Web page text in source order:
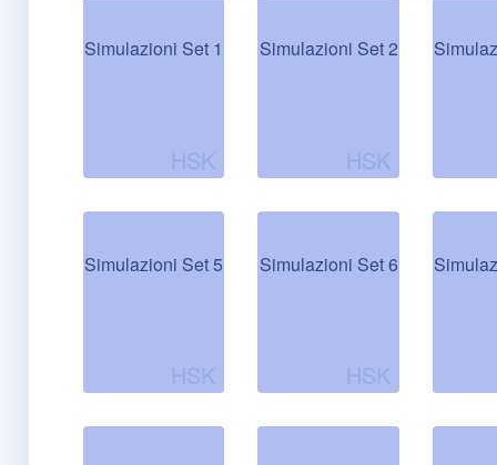
Simulazioni Set 1 Simulazioni Set 2
Simulazioni Set 5 Simulazioni Set 6